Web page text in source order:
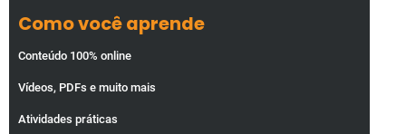
Como você aprende
Conteúdo 100% online
Vídeos, PDFs e muito mais
Atividades práticas